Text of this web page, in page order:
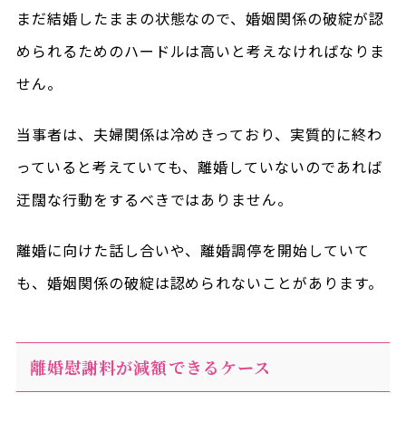
まだ結婚したままの状態なので、婚姻関係の破綻が認
められるためのハードルは高いと考えなければなりま
せん。
当事者は、夫婦関係は冷めきっており、実質的に終わ
っていると考えていても、離婚していないのであれば
迂闊な行動をするべきではありません。
離婚に向けた話し合いや、離婚調停を開始していて
も、婚姻関係の破綻は認められないことがあります。
離婚慰謝料が減額できるケース